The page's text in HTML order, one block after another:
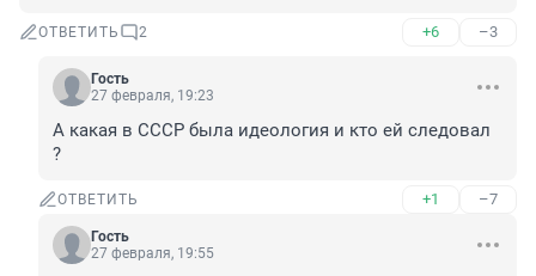
ОТВЕТИТЬ 2 +6 –3
Гость
27 февраля, 19:23
А какая в СССР была идеология и кто ей следовал
?
ОТВЕТИТЬ +1 –7
Гость
27 февраля, 19:55